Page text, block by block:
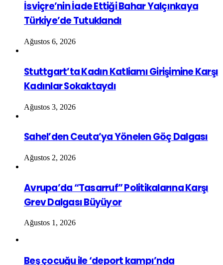
İsviçre’nin İade Ettiği Bahar Yalçınkaya
Türkiye’de Tutuklandı
Ağustos 6, 2026
Stuttgart’ta Kadın Katliamı Girişimine Karşı
Kadınlar Sokaktaydı
Ağustos 3, 2026
Sahel’den Ceuta’ya Yönelen Göç Dalgası
Ağustos 2, 2026
Avrupa’da “Tasarruf” Politikalarına Karşı
Grev Dalgası Büyüyor
Ağustos 1, 2026
Beş çocuğu ile ‘deport kampı’nda